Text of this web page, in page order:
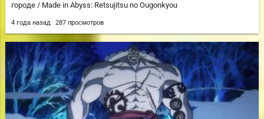
городе / Made in Abyss: Retsujitsu no Ougonkyou
4 года назад 287 просмотров